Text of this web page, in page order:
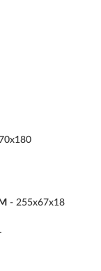
- 255х67х18